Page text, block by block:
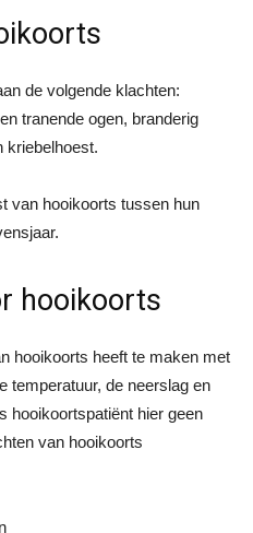
de volgende klachten:
tranende ogen, branderig
kriebelhoest.
van hooikoorts tussen hun
hooikoorts
hooikoorts heeft te maken met
temperatuur, de neerslag en
hooikoortspatiënt hier geen
van hooikoorts